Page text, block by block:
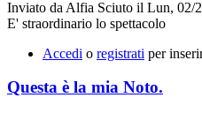
Inviato da Alfia Sciuto il Lun, 02/
E' straordinario lo spettacolo
Accedi o registrati per
Questa è la mia Noto.